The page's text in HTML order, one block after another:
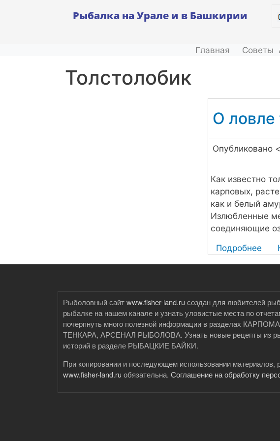
Рыбалка на Урале и в Башкирии
Главная
Советы
толстолобик
О ловле
Опубликовано <
Как известно
карповых,
как и белый
Излюбленные
соединяющие
Подробнее
Рыболовный сайтwww.fisher-land.ru создан для любителей
рыбалке на нашем канале и узнать уловистые места по
почерпнуть много полезной информации в разделах
ТЕНКАРА, АРСЕНАЛ РЫБОЛОВА. Узнать новые рецепты из
историй в разделе РЫБАЦКИЕ БАЙКИ.
При копировании и последующем использовании
www.fisher-land.ru обязательна. Соглашение на обработку